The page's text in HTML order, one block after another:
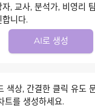
, 교사, 분석가, 비영리
니다.
AI로 생성
색상, 간결한 클릭 유도
트를 생성하세요.